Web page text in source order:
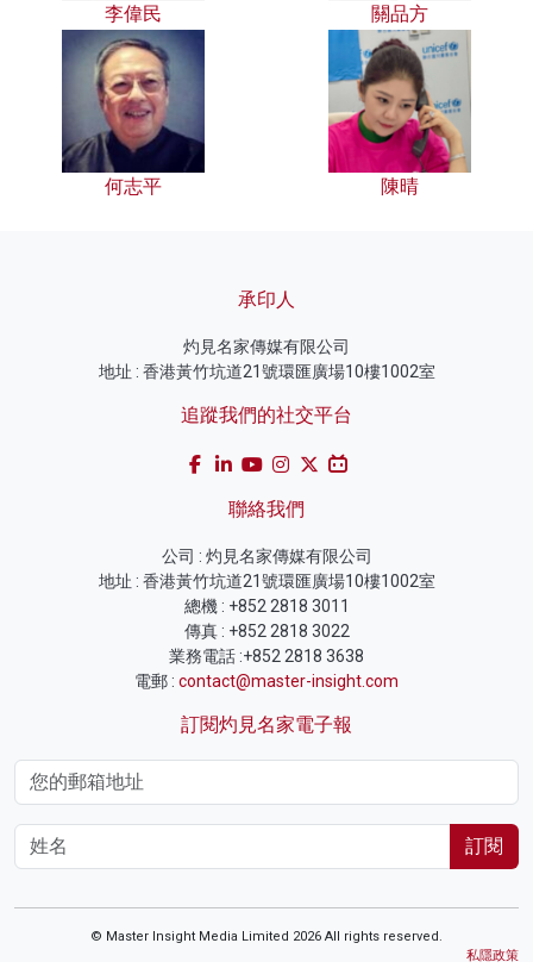
李偉民 關品方
何志平 陳晴
承印人
灼見名家傳媒有限公司
地址 : 香港黃竹坑道21號環匯廣場10樓1002室
追蹤我們的社交平台
聯絡我們
公司 : 灼見名家傳媒有限公司
地址 : 香港黃竹坑道21號環匯廣場10樓1002室
總機 : +852 2818 3011
傳真 : +852 2818 3022
業務電話 :+852 2818 3638
電郵 : contact@master-insight.com
訂閱灼見名家電子報
訂閱
© Master Insight Media Limited 2026 All rights reserved.
私隱政策